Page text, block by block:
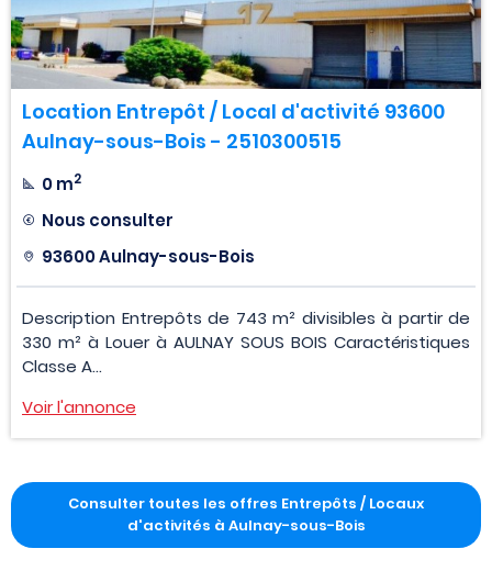
Location Entrepôt / Local d'activité 93600
Aulnay-sous-Bois - 2510300515
0 m2
Nous consulter
93600 Aulnay-sous-Bois
Description Entrepôts de 743 m² divisibles à partir de
330 m² à Louer à AULNAY SOUS BOIS Caractéristiques
Classe A...
Voir l'annonce
Consulter toutes les offres Entrepôts / Locaux
d'activités à Aulnay-sous-Bois